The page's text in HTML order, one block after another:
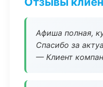
Афиша полная,
Спасибо за
— Клиент